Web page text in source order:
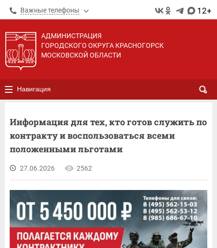
Важные телефоны 12+
АДМИНИСТРАЦИЯ
ГОРОДСКОГО ОКРУГА КРАСНОГОРСК
МОСКОВСКОЙ ОБЛАСТИ
Навигация
Информация для тех, кто готов служить по
контракту и воспользоваться всеми
положенными льготами
27.06.2026 2562